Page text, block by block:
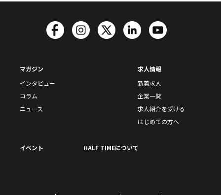
マガジン
インタビュー
コラム
ニュース
求人情報
新着求人
企業一覧
求人紹介を受ける
はじめての方へ
イベント HALF TIMEについて